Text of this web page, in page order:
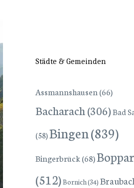
Städte & Gemeinden
Assmannshausen (66)
Bacharach(306)Bad
(58)Bingen(839)
Bingerbrück(68)
(512)Bornich(34)